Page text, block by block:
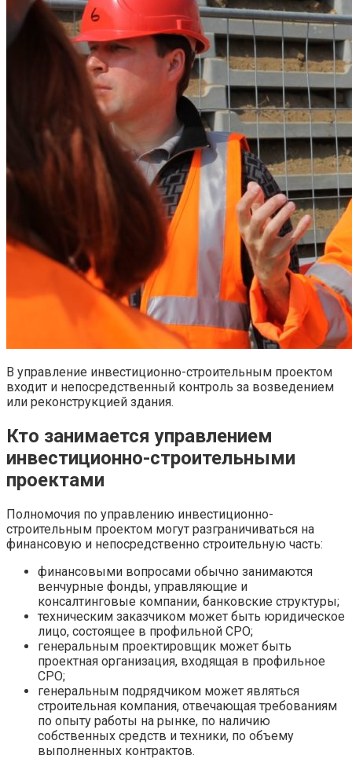
В управление инвестиционно-строительным проектом
входит и непосредственный контроль за возведением
или реконструкцией здания.
Кто занимается управлением
инвестиционно-строительными
проектами
Полномочия по управлению инвестиционно-
строительным проектом могут разграничиваться на
финансовую и непосредственно строительную часть:
финансовыми вопросами обычно занимаются
венчурные фонды, управляющие и
консалтинговые компании, банковские структуры;
техническим заказчиком может быть юридическое
лицо, состоящее в профильной СРО;
генеральным проектировщик может быть
проектная организация, входящая в профильное
СРО;
генеральным подрядчиком может являться
строительная компания, отвечающая требованиям
по опыту работы на рынке, по наличию
собственных средств и техники, по объему
выполненных контрактов.